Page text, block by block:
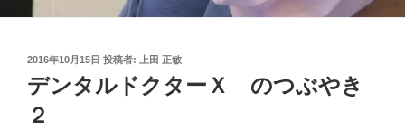
投
稿
日:
2016年10月15日 投稿者: 上田 正敏
デンタルドクターＸ のつぶやき
２